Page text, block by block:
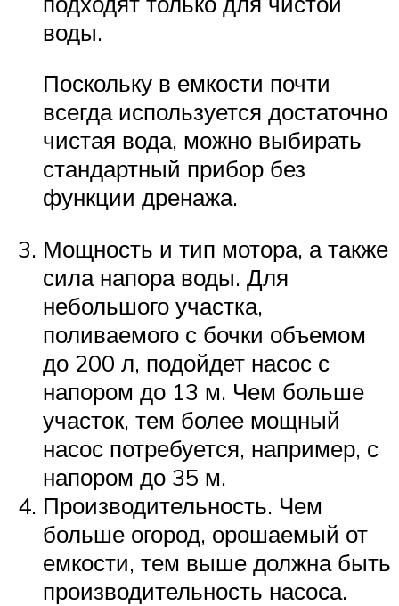
воды.
Поскольку в емкости почти
всегда используется достаточно
чистая вода, можно выбирать
стандартный прибор без
функции дренажа.
Мощность и тип мотора, а также
сила напора воды. Для
небольшого участка,
поливаемого с бочки объемом
до 200 л, подойдет насос с
напором до 13 м. Чем больше
участок, тем более мощный
насос потребуется, например, с
напором до 35 м.
Производительность. Чем
больше огород, орошаемый от
емкости, тем выше должна быть
производительность насоса.